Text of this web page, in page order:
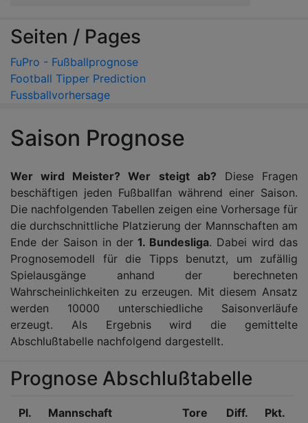
Seiten / Pages
FuPro - Fußballprognose
Football Tipper Prediction
Fussballvorhersage
Saison Prognose
Wer wird Meister? Wer steigt ab? Diese Fragen
beschäftigen jeden Fußballfan während einer Saison.
Die nachfolgenden Tabellen zeigen eine Vorhersage für
die durchschnittliche Platzierung der Mannschaften am
Ende der Saison in der 1. Bundesliga. Dabei wird das
Prognosemodell für die Tipps benutzt, um zufällig
Spielausgänge anhand der berechneten
Wahrscheinlichkeiten zu erzeugen. Mit diesem Ansatz
werden 10000 unterschiedliche Saisonverläufe
erzeugt. Als Ergebnis wird die gemittelte
Abschlußtabelle nachfolgend dargestellt.
Prognose Abschlußtabelle
Pl. Mannschaft Tore Diff. Pkt.